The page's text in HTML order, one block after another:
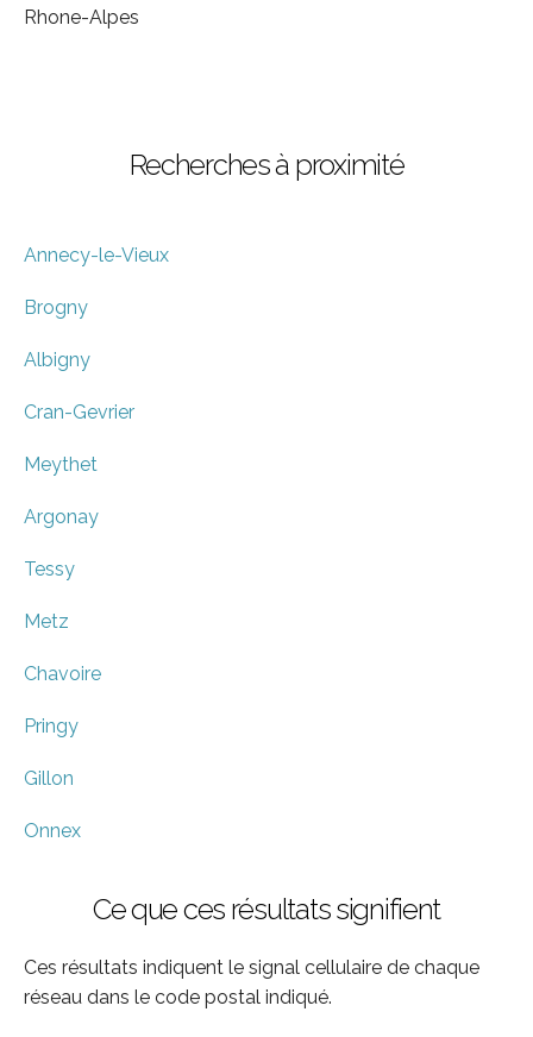
Rhone-Alpes
Recherches à proximité
Annecy-le-Vieux
Brogny
Albigny
Cran-Gevrier
Meythet
Argonay
Tessy
Metz
Chavoire
Pringy
Gillon
Onnex
Ce que ces résultats signifient
Ces résultats indiquent le signal cellulaire de chaque
réseau dans le code postal indiqué.